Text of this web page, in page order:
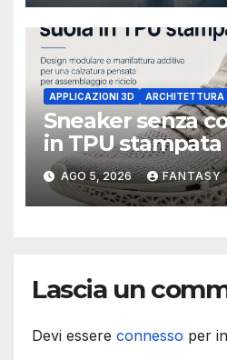
APPLICAZIONI 3D ARCHITETTURA
Sneaker senza
in TPU stampata
AGO 5, 2026 FANTASY
Lascia un
Devi essere connesso per